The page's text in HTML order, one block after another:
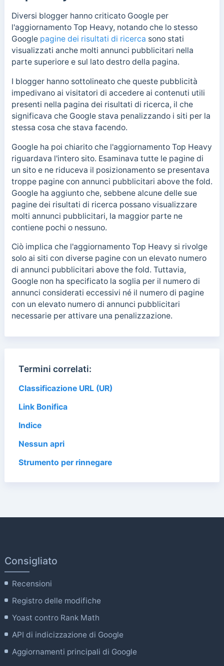
Diversi blogger hanno criticato Google per
l'aggiornamento Top Heavy, notando che lo stesso
Google pagine dei risultati di ricerca sono stati
visualizzati anche molti annunci pubblicitari nella
parte superiore e sul lato destro della pagina.
I blogger hanno sottolineato che queste pubblicità
impedivano ai visitatori di accedere ai contenuti utili
presenti nella pagina dei risultati di ricerca, il che
significava che Google stava penalizzando i siti per la
stessa cosa che stava facendo.
Google ha poi chiarito che l'aggiornamento Top Heavy
riguardava l'intero sito. Esaminava tutte le pagine di
un sito e ne riduceva il posizionamento se presentava
troppe pagine con annunci pubblicitari above the fold.
Google ha aggiunto che, sebbene alcune delle sue
pagine dei risultati di ricerca possano visualizzare
molti annunci pubblicitari, la maggior parte ne
contiene pochi o nessuno.
Ciò implica che l'aggiornamento Top Heavy si rivolge
solo ai siti con diverse pagine con un elevato numero
di annunci pubblicitari above the fold. Tuttavia,
Google non ha specificato la soglia per il numero di
annunci considerati eccessivi né il numero di pagine
con un elevato numero di annunci pubblicitari
necessarie per attivare una penalizzazione.
Termini correlati:
Classificazione URL (UR)
Link Bonifica
Indice
Nessun apri
Strumento per rinnegare
Consigliato
Recensioni
Registro delle modifiche
Yoast contro Rank Math
API di indicizzazione di Google
Aggiornamenti principali di Google